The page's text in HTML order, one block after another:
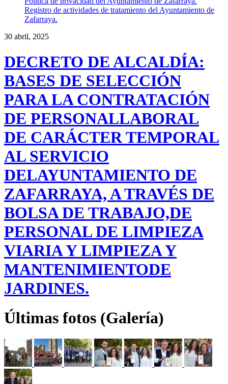
Registro de actividades de tratamiento del Ayuntamiento de
Zafarraya.
30 abril, 2025
DECRETO DE ALCALDÍA:
BASES DE SELECCIÓN
PARA LA CONTRATACIÓN
DE PERSONALLABORAL
DE CARÁCTER TEMPORAL
AL SERVICIO
DELAYUNTAMIENTO DE
ZAFARRAYA, A TRAVÉS DE
BOLSA DE TRABAJO,DE
PERSONAL DE LIMPIEZA
VIARIA Y LIMPIEZA Y
MANTENIMIENTODE
JARDINES.
Últimas fotos (Galería)